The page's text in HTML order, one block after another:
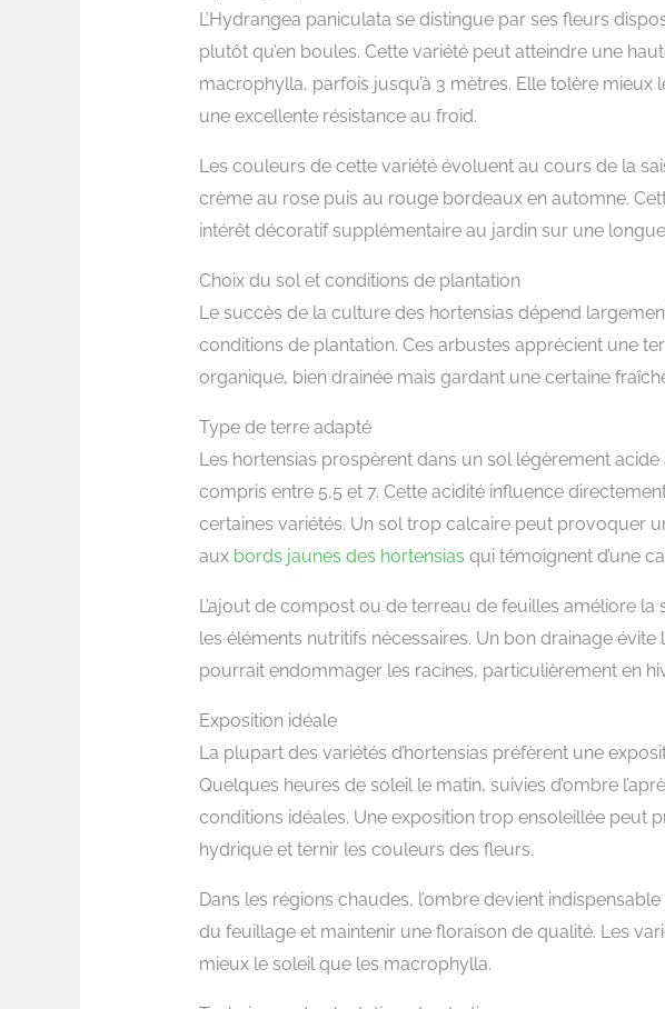
L’Hydrangea paniculata se distingue par ses fleurs
plutôt qu’en boules. Cette variété peut atteindre une
macrophylla, parfois jusqu’à 3 mètres. Elle tolère mieux
une excellente résistance au froid.
Les couleurs de cette variété évoluent au cours de la
crème au rose puis au rouge bordeaux en automne.
intérêt décoratif supplémentaire au jardin sur une
Choix du sol et conditions de plantation
Le succès de la culture des hortensias dépend
conditions de plantation. Ces arbustes apprécient une
organique, bien drainée mais gardant une certaine
Type de terre adapté
Les hortensias prospèrent dans un sol légèrement
compris entre 5,5 et 7. Cette acidité influence
certaines variétés. Un sol trop calcaire peut provoquer
aux bords jaunes des hortensias qui témoignent d’une
L’ajout de compost ou de terreau de feuilles améliore
les éléments nutritifs nécessaires. Un bon drainage évite
pourrait endommager les racines, particulièrement en
Exposition idéale
La plupart des variétés d’hortensias préfèrent une
Quelques heures de soleil le matin, suivies d’ombre
conditions idéales. Une exposition trop ensoleillée peut
hydrique et ternir les couleurs des fleurs.
Dans les régions chaudes, l’ombre devient
du feuillage et maintenir une floraison de qualité. Les
mieux le soleil que les macrophylla.